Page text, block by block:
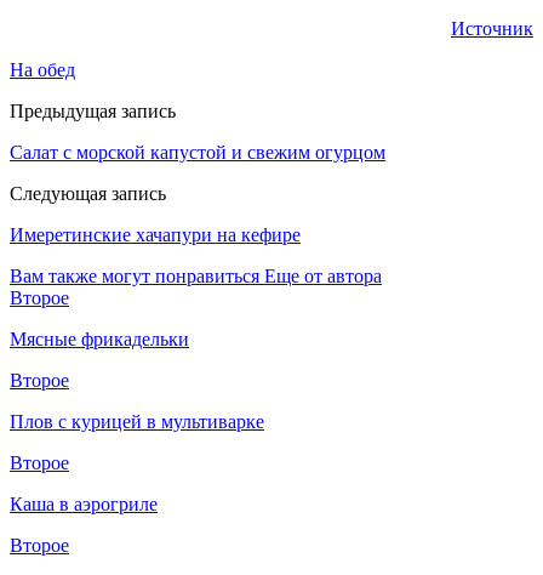
Источник
На обед
Предыдущая запись
Салат с морской капустой и свежим огурцом
Следующая запись
Имеретинские хачапури на кефире
Вам также могут понравиться Еще от автора
Второе
Мясные фрикадельки
Второе
Плов с курицей в мультиварке
Второе
Каша в аэрогриле
Второе